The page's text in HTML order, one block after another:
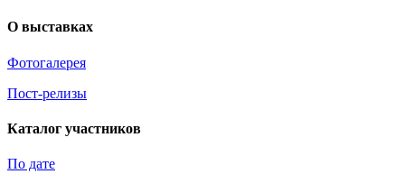
О выставках
Фотогалерея
Пост-релизы
Каталог участников
По дате